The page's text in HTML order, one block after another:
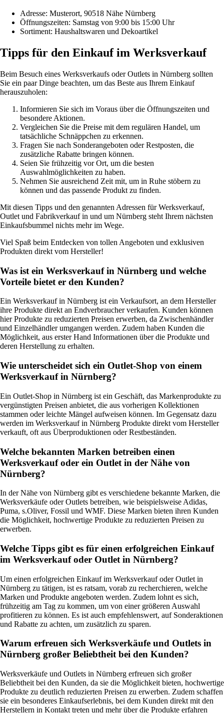
Adresse: Musterort, 90518 Nähe Nürnberg
Öffnungszeiten: Samstag von 9:00 bis 15:00 Uhr
Sortiment: Haushaltswaren und Dekoartikel
Tipps für den Einkauf im Werksverkauf
Beim Besuch eines Werksverkaufs oder Outlets in Nürnberg sollten
Sie ein paar Dinge beachten, um das Beste aus Ihrem Einkauf
herauszuholen:
Informieren Sie sich im Voraus über die Öffnungszeiten und
besondere Aktionen.
Vergleichen Sie die Preise mit dem regulären Handel, um
tatsächliche Schnäppchen zu erkennen.
Fragen Sie nach Sonderangeboten oder Restposten, die
zusätzliche Rabatte bringen können.
Seien Sie frühzeitig vor Ort, um die besten
Auswahlmöglichkeiten zu haben.
Nehmen Sie ausreichend Zeit mit, um in Ruhe stöbern zu
können und das passende Produkt zu finden.
Mit diesen Tipps und den genannten Adressen für Werksverkauf,
Outlet und Fabrikverkauf in und um Nürnberg steht Ihrem nächsten
Einkaufsbummel nichts mehr im Wege.
Viel Spaß beim Entdecken von tollen Angeboten und exklusiven
Produkten direkt vom Hersteller!
Was ist ein Werksverkauf in Nürnberg und welche
Vorteile bietet er den Kunden?
Ein Werksverkauf in Nürnberg ist ein Verkaufsort, an dem Hersteller
ihre Produkte direkt an Endverbraucher verkaufen. Kunden können
hier Produkte zu reduzierten Preisen erwerben, da Zwischenhändler
und Einzelhändler umgangen werden. Zudem haben Kunden die
Möglichkeit, aus erster Hand Informationen über die Produkte und
deren Herstellung zu erhalten.
Wie unterscheidet sich ein Outlet-Shop von einem
Werksverkauf in Nürnberg?
Ein Outlet-Shop in Nürnberg ist ein Geschäft, das Markenprodukte zu
vergünstigten Preisen anbietet, die aus vorherigen Kollektionen
stammen oder leichte Mängel aufweisen können. Im Gegensatz dazu
werden im Werksverkauf in Nürnberg Produkte direkt vom Hersteller
verkauft, oft aus Überproduktionen oder Restbeständen.
Welche bekannten Marken betreiben einen
Werksverkauf oder ein Outlet in der Nähe von
Nürnberg?
In der Nähe von Nürnberg gibt es verschiedene bekannte Marken, die
Werksverkäufe oder Outlets betreiben, wie beispielsweise Adidas,
Puma, s.Oliver, Fossil und WMF. Diese Marken bieten ihren Kunden
die Möglichkeit, hochwertige Produkte zu reduzierten Preisen zu
erwerben.
Welche Tipps gibt es für einen erfolgreichen Einkauf
im Werksverkauf oder Outlet in Nürnberg?
Um einen erfolgreichen Einkauf im Werksverkauf oder Outlet in
Nürnberg zu tätigen, ist es ratsam, vorab zu recherchieren, welche
Marken und Produkte angeboten werden. Zudem lohnt es sich,
frühzeitig am Tag zu kommen, um von einer größeren Auswahl
profitieren zu können. Es ist auch empfehlenswert, auf Sonderaktionen
und Rabatte zu achten, um zusätzlich zu sparen.
Warum erfreuen sich Werksverkäufe und Outlets in
Nürnberg großer Beliebtheit bei den Kunden?
Werksverkäufe und Outlets in Nürnberg erfreuen sich großer
Beliebtheit bei den Kunden, da sie die Möglichkeit bieten, hochwertige
Produkte zu deutlich reduzierten Preisen zu erwerben. Zudem schaffen
sie ein besonderes Einkaufserlebnis, bei dem Kunden direkt mit den
Herstellern in Kontakt treten und mehr über die Produkte erfahren